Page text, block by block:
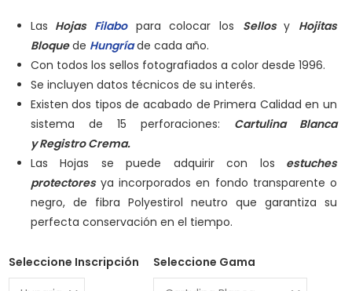
Las Hojas Filabo para colocar los Sellos y Hojitas
Bloquede Hungría de cada año.
Con todos los sellos fotografiados a color desde 1996.
Se incluyen datos técnicos de su interés.
Existen dos tipos de acabado de Primera Calidad en un
sistema de 15 perforaciones: Cartulina Blanca
yRegistro Crema.
Las Hojas se puede adquirir con los estuches
protectoresya incorporados en fondo transparente o
negro, de fibra Polyestirol neutro que garantiza su
perfecta conservación en el tiempo.
Seleccione Inscripción Seleccione Gama